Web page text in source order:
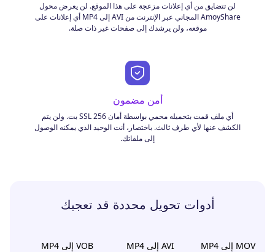
لن تتضايق من أي إعلانات مزعجة على هذا الموقع. لن يعرض محول
AmoyShare المجاني عبر الإنترنت من AVI إلى MP4 أي إعلانات على
موقعه، ولن يرشدك إلى صفحات غير ذات صلة.
أمن مضمون
أي ملف قمت بتحميله محمي بواسطة أمان SSL 256 بت. ولن يتم
الكشف عنها لأي طرف ثالث. باختصار، أنت الوحيد الذي يمكنه الوصول
إلى ملفاتك.
أدوات تحويل محددة قد تعجبك
MOV إلى MP4 AVI إلى MP4
VOB إلى MP4